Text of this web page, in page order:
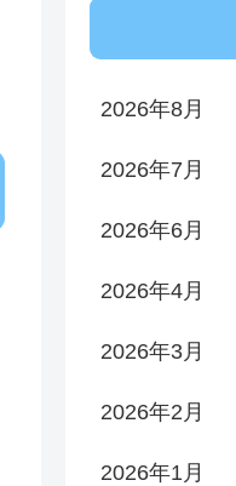
2026年8月
2026年7月
2026年6月
2026年4月
2026年3月
2026年2月
2026年1月